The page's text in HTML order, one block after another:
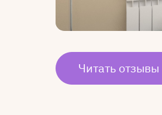
Читать отзывы